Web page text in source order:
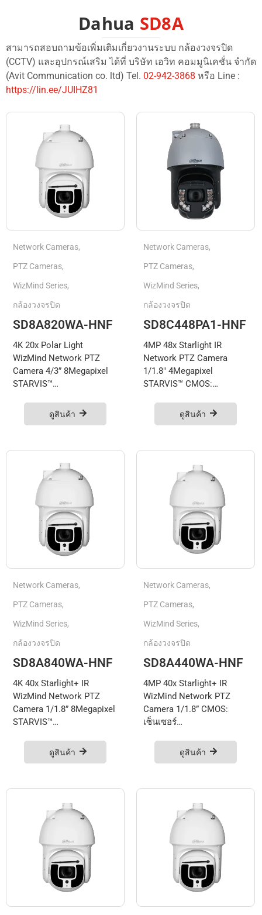
Dahua SD8A
สามารถสอบถามข้อเพิ่มเติมเกี่ยวงานระบบ กล้องวงจรปิด
(CCTV) และอุปกรณ์เสริม ได้ที่ บริษัท เอวิท คอมมูนิเคชั่น จำกัด
(Avit Communication co. ltd) Tel. 02-942-3868 หรือ Line :
https://lin.ee/JUIHZ81
Network Cameras,
PTZ Cameras,
WizMind Series,
กล้องวงจรปิด
SD8A820WA-HNF
4K 20x Polar Light
WizMind Network PTZ
Camera 4/3” 8Megapixel
STARVIS™…
ดูสินค้า
Network Cameras,
PTZ Cameras,
WizMind Series,
กล้องวงจรปิด
SD8C448PA1-HNF
4MP 48x Starlight IR
Network PTZ Camera
1/1.8" 4Megapixel
STARVIS™ CMOS:…
ดูสินค้า
Network Cameras,
PTZ Cameras,
WizMind Series,
กล้องวงจรปิด
SD8A840WA-HNF
4K 40x Starlight+ IR
WizMind Network PTZ
Camera 1/1.8” 8Megapixel
STARVIS™…
ดูสินค้า
Network Cameras,
PTZ Cameras,
WizMind Series,
กล้องวงจรปิด
SD8A440WA-HNF
4MP 40x Starlight+ IR
WizMind Network PTZ
Camera 1/1.8” CMOS:
เซ็นเซอร์…
ดูสินค้า